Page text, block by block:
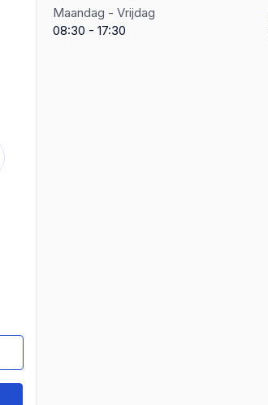
Maandag - Vrijdag
08:30 - 17:30